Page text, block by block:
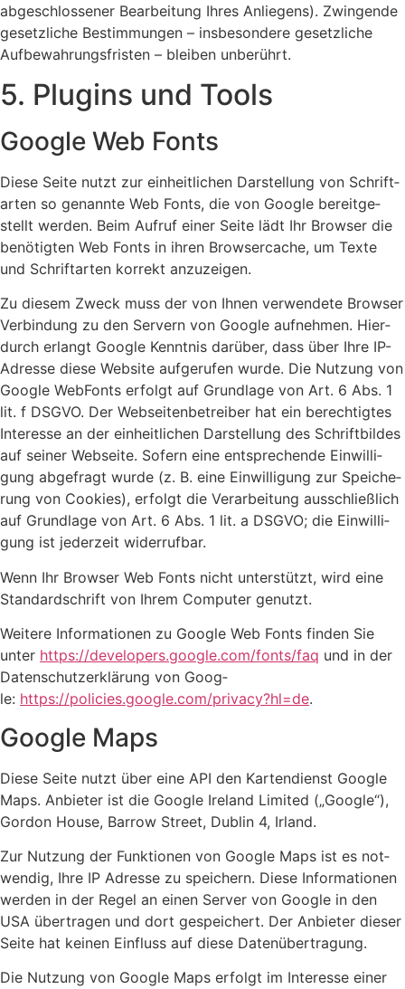
abge­schlos­se­ner Bear­bei­tung Ihres Anlie­gens). Zwin­gen­de
gesetz­li­che Bestim­mun­gen – ins­be­son­de­re gesetz­li­che
Auf­be­wah­rungs­fris­ten – blei­ben unbe­rührt.
5. Plug­ins und Tools
Goog­le Web Fonts
Die­se Sei­te nutzt zur ein­heit­li­chen Dar­stel­lung von Schrift­
ar­ten so genann­te Web Fonts, die von Goog­le bereit­ge­
stellt wer­den. Beim Auf­ruf einer Sei­te lädt Ihr Brow­ser die
benö­tig­ten Web Fonts in ihren Brow­ser­cache, um Tex­te
und Schrift­ar­ten kor­rekt anzu­zei­gen.
Zu die­sem Zweck muss der von Ihnen ver­wen­de­te Brow­ser
Ver­bin­dung zu den Ser­vern von Goog­le auf­neh­men. Hier­
durch erlangt Goog­le Kennt­nis dar­über, dass über Ihre IP-
Adres­se die­se Web­site auf­ge­ru­fen wur­de. Die Nut­zung von
Goog­le Web­Fonts erfolgt auf Grund­la­ge von Art. 6 Abs. 1
lit. f DSGVO. Der Web­sei­ten­be­trei­ber hat ein berech­tig­tes
Inter­es­se an der ein­heit­li­chen Dar­stel­lung des Schrift­bil­des
auf sei­ner Web­sei­te. Sofern eine ent­spre­chen­de Ein­wil­li­
gung abge­fragt wur­de (z. B. eine Ein­wil­li­gung zur Spei­che­
rung von Coo­kies), erfolgt die Ver­ar­bei­tung aus­schließ­lich
auf Grund­la­ge von Art. 6 Abs. 1 lit. a DSGVO; die Ein­wil­li­
gung ist jeder­zeit wider­ruf­bar.
Wenn Ihr Brow­ser Web Fonts nicht unter­stützt, wird eine
Stan­dard­schrift von Ihrem Com­pu­ter genutzt.
Wei­te­re Infor­ma­tio­nen zu Goog­le Web Fonts fin­den Sie
unter https://developers.google.com/fonts/faq und in der
Daten­schutz­er­klä­rung von Goog­
le: https://policies.google.com/privacy?hl=de.
Goog­le Maps
Die­se Sei­te nutzt über eine API den Kar­ten­dienst Goog­le
Maps. Anbie­ter ist die Goog­le Ire­land Limi­t­ed („Goog­le“),
Gor­don House, Bar­row Street, Dub­lin 4, Irland.
Zur Nut­zung der Funk­tio­nen von Goog­le Maps ist es not­
wen­dig, Ihre IP Adres­se zu spei­chern. Die­se Infor­ma­tio­nen
wer­den in der Regel an einen Ser­ver von Goog­le in den
USA über­tra­gen und dort gespei­chert. Der Anbie­ter die­ser
Sei­te hat kei­nen Ein­fluss auf die­se Daten­über­tra­gung.
Die Nut­zung von Goog­le Maps erfolgt im Inter­es­se einer